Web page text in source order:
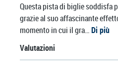
Questa pista di biglie soddisfa
grazie al suo affascinante
momento in cui il gra…Di più
Valutazioni